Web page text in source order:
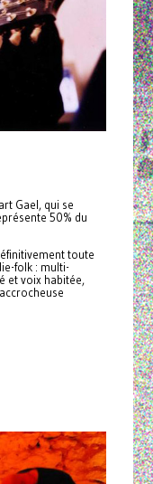
Gael, qui se
50% du
toute
folk : multi-
et voix habitée,